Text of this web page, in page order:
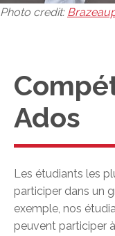
Photo credit:
Ados
Les étudiants les
participer dans un
exemple, nos
peuvent participer